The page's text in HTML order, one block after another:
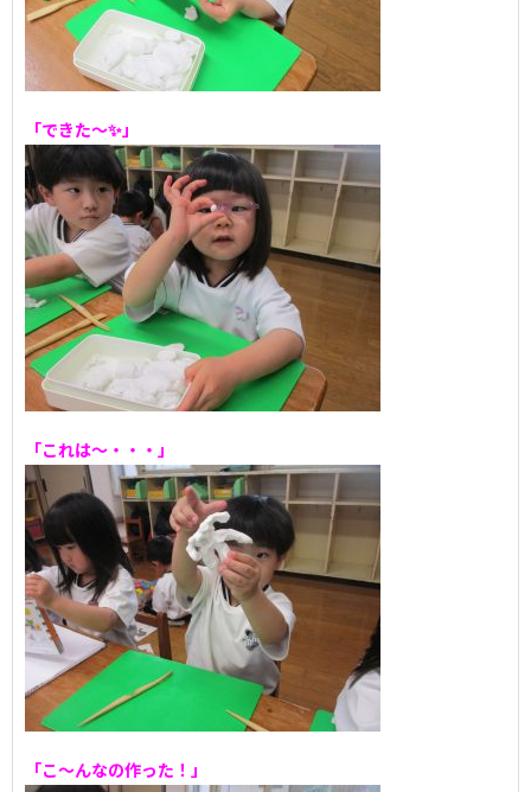
「できた～✨」
「これは～・・・」
「こ～んなの作った！」